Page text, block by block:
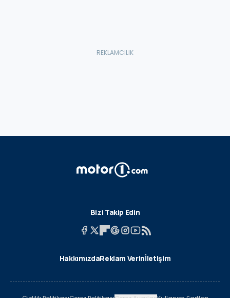
Bizi Takip Edin
HakkımızdaReklam Verinİletişim